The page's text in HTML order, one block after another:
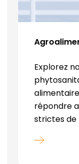
Explorez
répondre
strictes de